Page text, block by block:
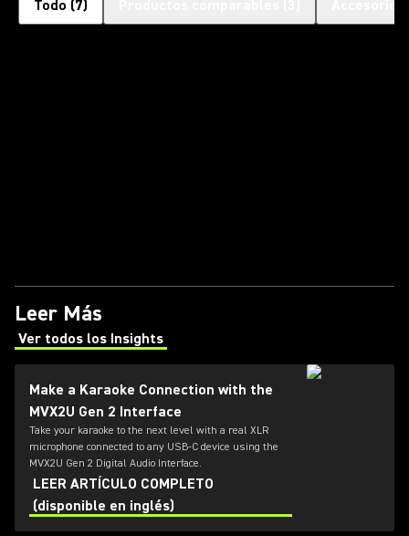
Todo (7)
Leer Más
Ver todos los Insights
(Opens in a new tab)
Make a Karaoke Connection with the
MVX2U Gen 2 Interface
Take your karaoke to the next level with a real XLR
microphone connected to any USB-C device using the
MVX2U Gen 2 Digital Audio Interface.
LEER ARTÍCULO COMPLETO
(disponible en inglés)